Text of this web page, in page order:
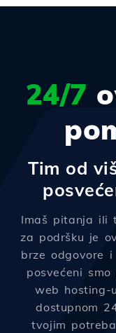
24/7
Tim od
Imaš pitanja ili
za podršku je
brze odgovore
posvećeni
web hosting-
dostupnom
tvojim